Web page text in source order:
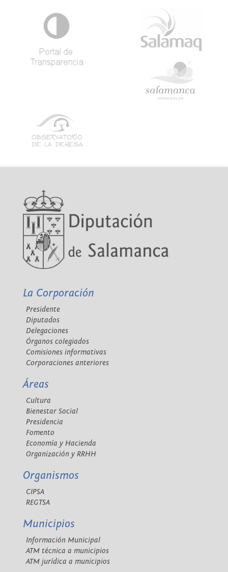
La Corporación
Presidente
Diputados
Delegaciones
Órganos colegiados
Comisiones informativas
Corporaciones anteriores
Áreas
Cultura
Bienestar Social
Presidencia
Fomento
Economía y Hacienda
Organización y RRHH
Organismos
CIPSA
REGTSA
Municipios
Información Municipal
ATM técnica a municipios
ATM jurídica a municipios